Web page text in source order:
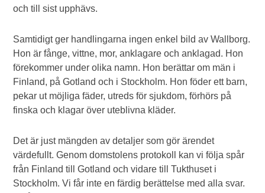
och till sist upphävs.
Samtidigt ger handlingarna ingen enkel bild av Wallborg.
Hon är fånge, vittne, mor, anklagare och anklagad. Hon
förekommer under olika namn. Hon berättar om män i
Finland, på Gotland och i Stockholm. Hon föder ett barn,
pekar ut möjliga fäder, utreds för sjukdom, förhörs på
finska och klagar över uteblivna kläder.
Det är just mängden av detaljer som gör ärendet
värdefullt. Genom domstolens protokoll kan vi följa spår
från Finland till Gotland och vidare till Tukthuset i
Stockholm. Vi får inte en färdig berättelse med alla svar.